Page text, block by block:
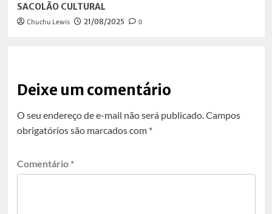
SACOLÃO CULTURAL
Chuchu Lewis 21/08/2025 0
Deixe um comentário
O seu endereço de e-mail não será publicado.Campos
obrigatórios são marcados com *
Comentário *